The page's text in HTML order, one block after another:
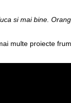
si mai bine.
multe proiecte